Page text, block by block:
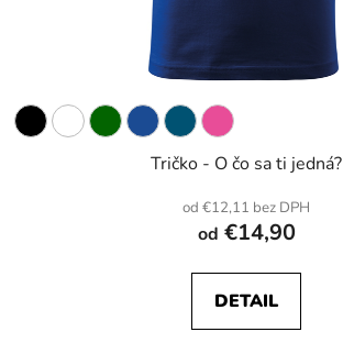
Tričko - O čo sa ti jedná?
od €12,11 bez DPH
od €14,90
DETAIL